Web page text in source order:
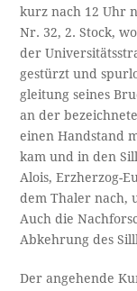
kurz nach 12 Uhr
Nr. 32, 2. Stock,
der
gestürzt und
gleitung seines
an der
einen Handstand
kam und in den
Alois, Erzherzog-
dem Thaler nach,
Auch die
Abkehrung des
Der angehende